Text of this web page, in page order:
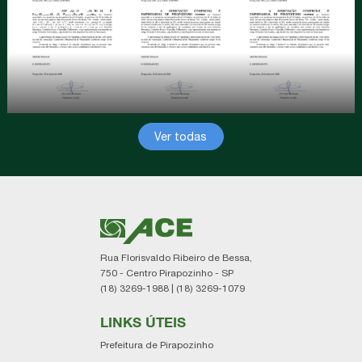
Pirapozinho, Tarabai, Estrela do Norte, Sandovalina,
Presidente Prudente e Narandiba e, os contemplados
foram:
Luiz Andrade, comprou na Total Via;
Cintia Barbosa Rodrigues, comprou na Rainha Confecções;
Thayná Santos Ramos, comprou na Combel;
Idalicia da Silva, comprou na Solluz;
Gabriel Mello, comprou na TBT Presentes;
Mariana Moura Santos, comprou no Supermercado Koike
Próxima Campanha Promocional
A ACE Pirapozinho já se prepara para a próxima campanha.
Será o “Julho Premiado” que seguirá o mês julino inteiro e,
500,00 no dia 25/07, pelas redes sociais da ACE
2024/2026
07/07/2026 ás 05:45
Ver todas
Rua Florisvaldo Ribeiro de Bessa,
750 - Centro Pirapozinho - SP
(18) 3269-1988 | (18) 3269-1079
LINKS ÚTEIS
Prefeitura de Pirapozinho